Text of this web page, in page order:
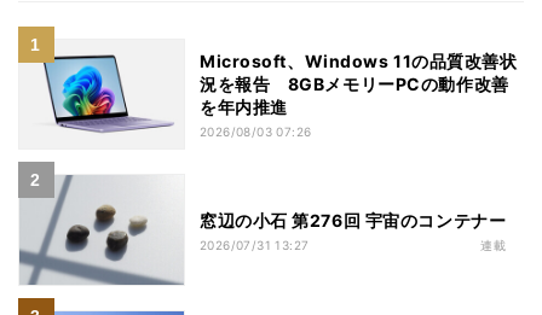
Microsoft、Windows 11の品質改善状
況を報告 8GBメモリーPCの動作改善
を年内推進
2026/08/03 07:26
窓辺の小石 第276回 宇宙のコンテナー
2026/07/31 13:27 連載